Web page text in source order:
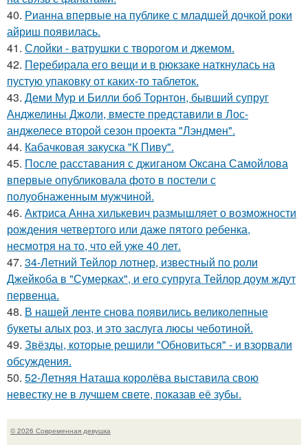
40. Рианна впервые на публике с младшей дочкой роки
айриш появилась.
41. Слойки - ватрушки с творогом и джемом.
42. Перебирала его вещи и в рюкзаке наткнулась на
пустую упаковку от каких-то таблеток.
43. Деми Мур и Билли боб Торнтон, бывший супруг
Анджелины Джоли, вместе представили в Лос-
анджелесе второй сезон проекта "Лэндмен".
44. Кабачковая закуска "К Пиву".
45. После расставания с джиганом Оксана Самойлова
впервые опубликовала фото в постели с
полуобнаженным мужчиной.
46. Актриса Анна хилькевич размышляет о возможности
рождения четвертого или даже пятого ребенка,
несмотря на то, что ей уже 40 лет.
47. 34-Летний Тейлор лотнер, известный по роли
Джейкоба в "Сумерках", и его супруга Тейлор доум ждут
первенца.
48. В нашей ленте снова появились великолепные
букеты алых роз, и это заслуга люсы чеботиной.
49. Звёзды, которые решили "Обновиться" - и взорвали
обсуждения.
50. 52-Летняя Наташа королёва выставила свою
невестку не в лучшем свете, показав её зубы.
© 2026 Современная девушка